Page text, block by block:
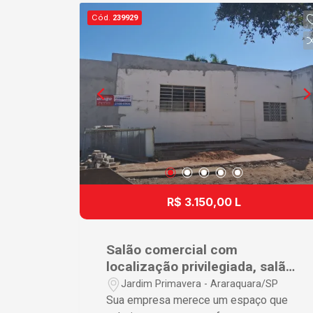
estúdios e diversos segmentos
comerciais. Agende uma visita e
conheça o espaço ideal para o
crescimento do seu negócio!
Cód. 239929
R$ 3.150,00 L
Salão comercial com
localização privilegiada, salão
novo com possibilidade de
adaptação.
Jardim Primavera - Araraquara/SP
Sua empresa merece um espaço que